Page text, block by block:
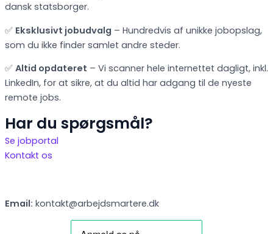
dansk statsborger.
✅ Eksklusivt jobudvalg – Hundredvis af unikke jobopslag,
som du ikke finder samlet andre steder.
✅ Altid opdateret – Vi scanner hele internettet dagligt, inkl.
LinkedIn, for at sikre, at du altid har adgang til de nyeste
remote jobs.
Har du spørgsmål?
Se jobportal
Kontakt os
Email: kontakt@arbejdsmartere.dk